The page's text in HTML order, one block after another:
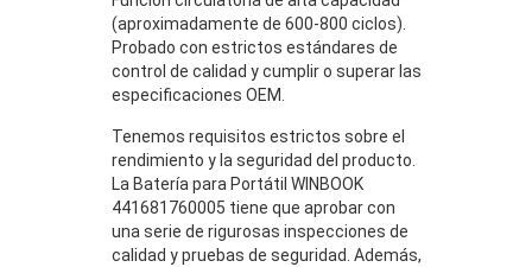
(aproximadamente de 600-800 ciclos).
Probado con estrictos estándares de
control de calidad y cumplir o superar las
especificaciones OEM.
Tenemos requisitos estrictos sobre el
rendimiento y la seguridad del producto.
La Batería para Portátil WINBOOK
441681760005 tiene que aprobar con
una serie de rigurosas inspecciones de
calidad y pruebas de seguridad. Además,